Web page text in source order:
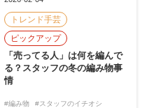
トレンド手芸
ピックアップ
「売ってる人」は何を編んで
る？スタッフの冬の編み物事
情
#編み物
#スタッフのイチオシ